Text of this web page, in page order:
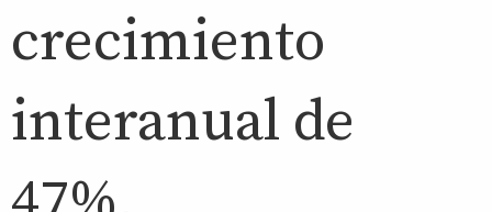
crecimiento
interanual de